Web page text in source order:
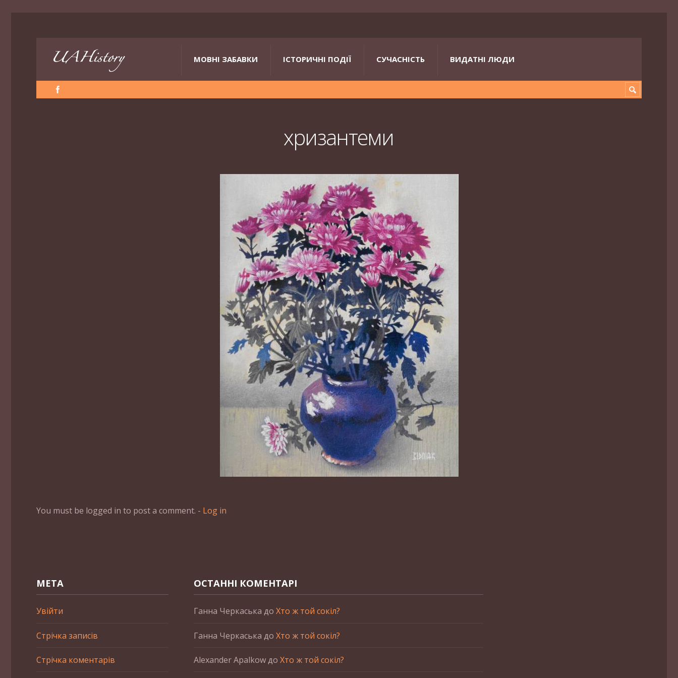
МОВНІ ЗАБАВКИ ІСТОРИЧНІ ПОДІЇ СУЧАСНІСТЬ ВИДАТНІ ЛЮДИ
хризантеми
You must be logged in to post a comment. - Log in
МЕТА
Увійти
Стрічка записів
Стрічка коментарів
ОСТАННІ КОМЕНТАРІ
Ганна Черкаська до Хто ж той сокіл?
Ганна Черкаська до Хто ж той сокіл?
Alexander Apalkowдо Хто ж той сокіл?